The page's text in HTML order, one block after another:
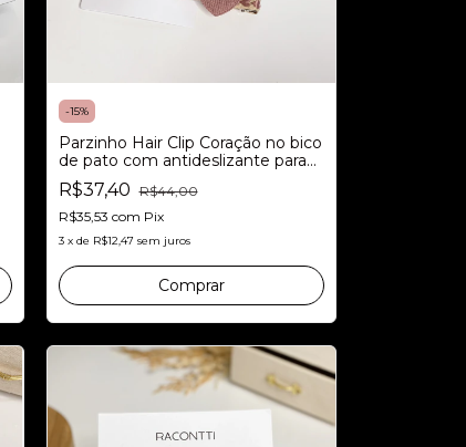
-15%
Parzinho Hair Clip Coração no bico
de pato com antideslizante para
meninas
R$37,40 R$44,00
R$35,53 com Pix
3 x de R$12,47 sem juros
Comprar